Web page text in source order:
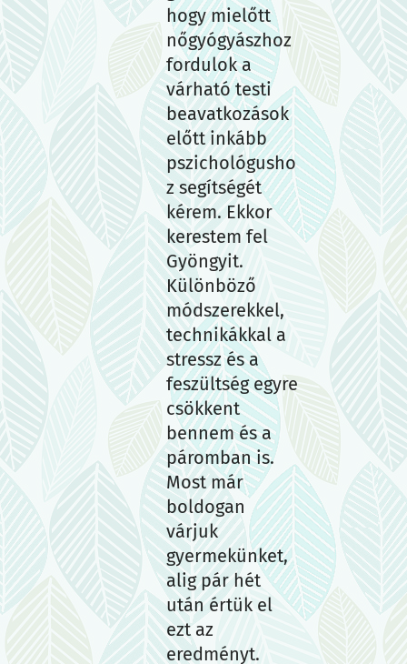
hogy mielőtt
nőgyógyászhoz
fordulok a
várható testi
beavatkozások
előtt inkább
pszichológusho
z segítségét
kérem. Ekkor
kerestem fel
Gyöngyit.
Különböző
módszerekkel,
technikákkal a
stressz és a
feszültség egyre
csökkent
bennem és a
páromban is.
Most már
boldogan
várjuk
gyermekünket,
alig pár hét
után értük el
ezt az
eredményt.